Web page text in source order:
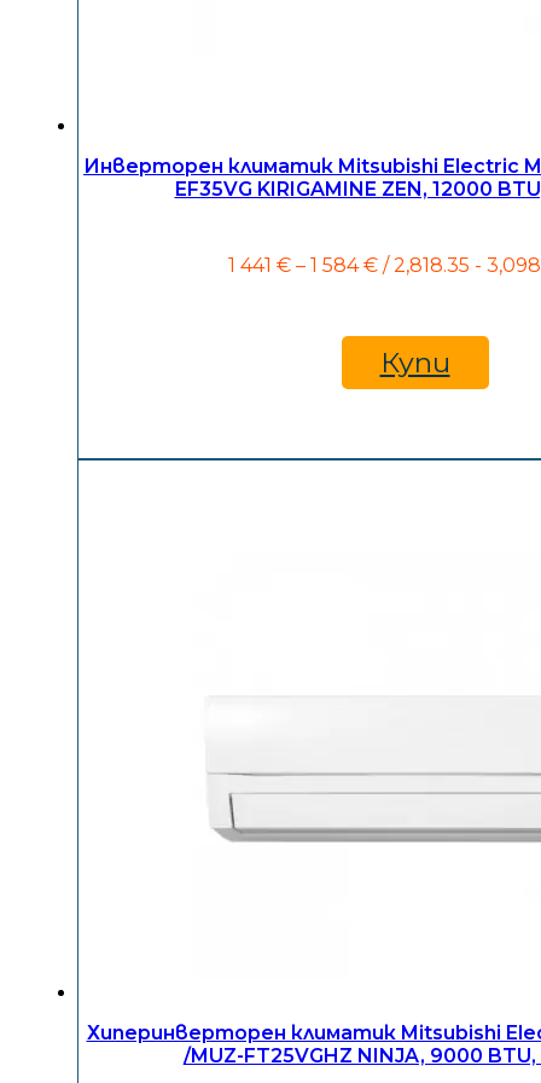
Инверторен климатик Mitsubishi Electric
EF35VG KIRIGAMINE ZEN, 12000
1 441 € – 1 584€Price
441 €
through
1
/ 2,818.35 -
Купи
Хиперинверторен климатик Mitsubishi
/MUZ-FT25VGHZ NINJA, 9000 BTU,